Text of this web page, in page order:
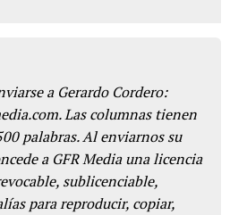
a Gerardo Cordero:
Las columnas tienen
palabras. Al enviarnos su
a GFR Media una licencia
sublicenciable,
para reproducir, copiar,